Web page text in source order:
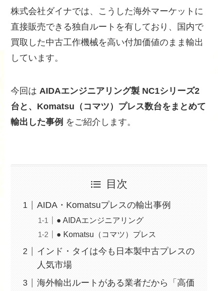
株式会社ダイナでは、こうした海外マーケットに
直接販売できる独自ルートを有しており、国内で
買取した中古工作機械を高い付加価値のまま輸出
しています。
今回は AIDAエンジニアリング製 NC1シリーズ2
台と、Komatsu（コマツ）プレス数台をまとめて
輸出した事例 をご紹介します。
目次
AIDA・Komatsuプレスの輸出事例
● AIDAエンジニアリング
● Komatsu（コマツ）プレス
インド・タイは今も日本製中古プレスの
人気市場
海外輸出ルートがある業者だから「高価